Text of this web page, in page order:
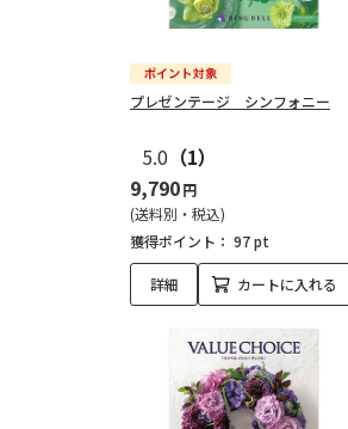
プレゼンテージ シンフォニー
5.0 （1）
9,790円
(送料別・税込)
獲得ポイント： 97 pt
詳細 カートに入れる